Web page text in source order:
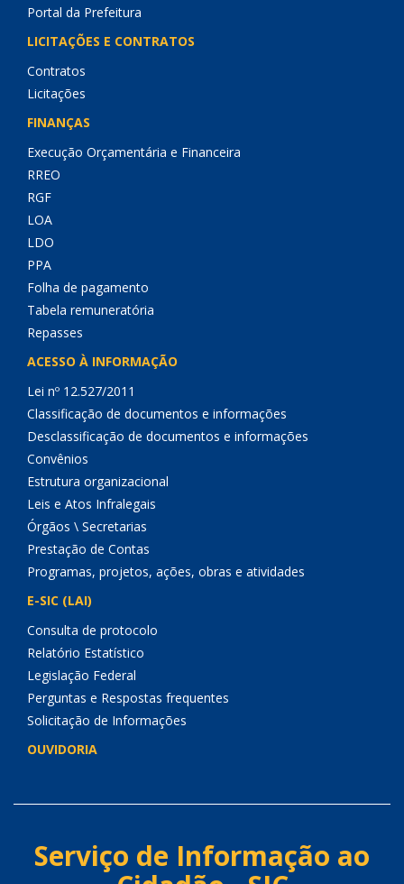
Portal da Prefeitura
LICITAÇÕES E CONTRATOS
Contratos
Licitações
FINANÇAS
Execução Orçamentária e Financeira
RREO
RGF
LOA
LDO
PPA
Folha de pagamento
Tabela remuneratória
Repasses
ACESSO À INFORMAÇÃO
Lei nº 12.527/2011
Classificação de documentos e informações
Desclassificação de documentos e informações
Convênios
Estrutura organizacional
Leis e Atos Infralegais
Órgãos \ Secretarias
Prestação de Contas
Programas, projetos, ações, obras e atividades
E-SIC (LAI)
Consulta de protocolo
Relatório Estatístico
Legislação Federal
Perguntas e Respostas frequentes
Solicitação de Informações
OUVIDORIA
Serviço de Informação ao